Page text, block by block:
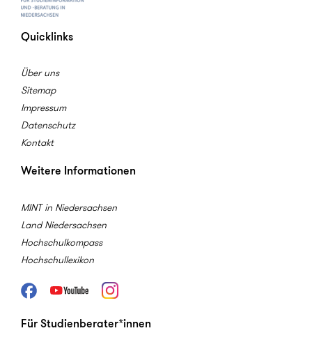
Quicklinks
Über uns
Sitemap
Impressum
Datenschutz
Kontakt
Weitere Informationen
MINT in Niedersachsen
Land Niedersachsen
Hochschulkompass
Hochschullexikon
FacebookYoutube Instagram
Für Studienberater*innen